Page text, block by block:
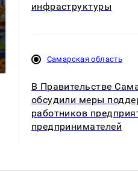
крушение вертолета на
Кавказе: смотреть
инфраструктуры
Самарская область
В Правительстве
обсудили меры
работников
предпринимателей